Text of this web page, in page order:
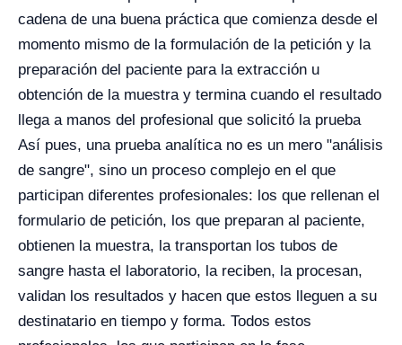
cadena de una buena práctica que comienza desde el
momento mismo de la formulación de la petición y la
preparación del paciente para la extracción u
obtención de la muestra y termina cuando el resultado
llega a manos del profesional que solicitó la prueba
Así pues, una prueba analítica no es un mero "análisis
de sangre", sino un proceso complejo en el que
participan diferentes profesionales: los que rellenan el
formulario de petición, los que preparan al paciente,
obtienen la muestra, la transportan los tubos de
sangre hasta el laboratorio, la reciben, la procesan,
validan los resultados y hacen que estos lleguen a su
destinatario en tiempo y forma. Todos estos